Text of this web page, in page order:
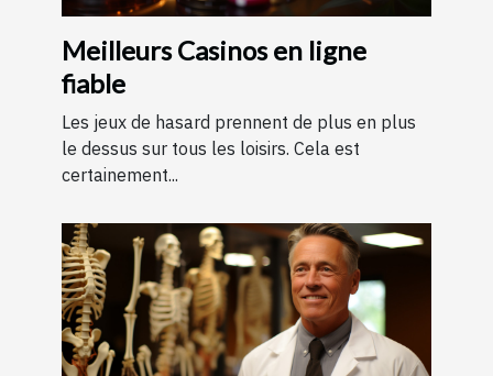
Meilleurs Casinos en ligne
fiable
Les jeux de hasard prennent de plus en plus
le dessus sur tous les loisirs. Cela est
certainement...